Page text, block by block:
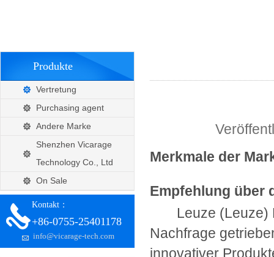
Produkte
Vertretung
Purchasing agent
Andere Marke
Shenzhen Vicarage
Technology Co., Ltd
On Sale
Kontakt：
+86-0755-25401178
info@vicarage-tech.com
Merkmale der
Empfehlung über
Leuze (Leuze)
Nachfrage
innovativer